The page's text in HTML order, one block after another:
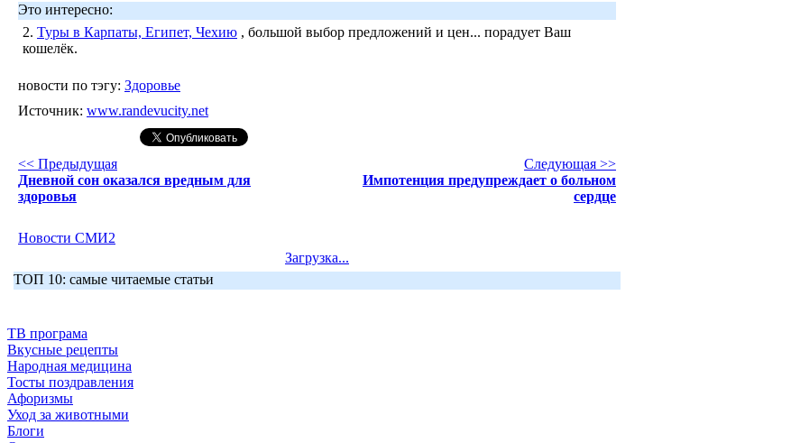
Это интересно:
2. Туры в Карпаты, Египет, Чехию , большой выбор предложений и цен... порадует Ваш
кошелёк.
новости по тэгу: Здоровье
Источник: www.randevucity.net
<< Предыдущая
Дневной сон оказался вредным для
здоровья
Следующая >>
Импотенция предупреждает о больном
сердце
Новости СМИ2
Загрузка...
ТОП 10: самые читаемые статьи
ТВ програма
Вкусные рецепты
Народная медицина
Тосты поздравления
Афоризмы
Уход за животными
Блоги